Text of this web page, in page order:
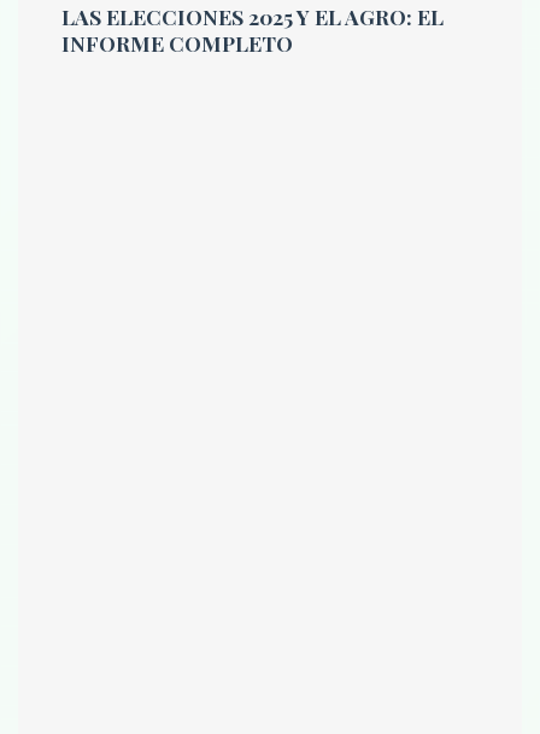
LAS ELECCIONES 2025 Y EL AGRO: EL
INFORME COMPLETO